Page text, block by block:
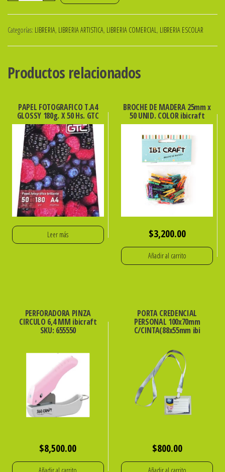
CUCHILLAS
X
EISEN
ibi
SKU:
820052
cantidad
Categorías: LIBRERIA, LIBRERIA ARTISTICA, LIBRERIA COMERCIAL, LIBRERIA ESCOLAR
Productos relacionados
PAPEL FOTOGRAFICO T.A4
GLOSSY 180g. X 50 Hs. GTC
Leer más
BROCHE DE MADERA 25mm x
50 UNID. COLOR ibicraft
$3,200.00
Añadir al carrito
PERFORADORA PINZA
CIRCULO 6,4 MM ibicraft
SKU: 655550
$8,500.00
PORTA CREDENCIAL
PERSONAL 100x70mm
C/CINTA(88x55mm ibi
$800.00